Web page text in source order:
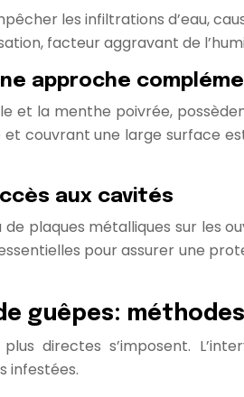
les infiltrations d’eau,
facteur aggravant de
approche
et la menthe poivrée,
couvrant une large surface
aux cavités
plaques métalliques sur les
pour assurer une
guêpes:
directes s’imposent.
infestées.